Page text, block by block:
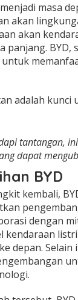
masa
akan
akan
panjang.
adalah
tantangan,
dapat
BYD
kembali,
dengan
kendaraan
depan.